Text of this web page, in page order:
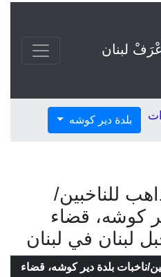
إعْرَفْ لبنان
بلدة دير كوشه
للناخبين/
كوشه، قضاء
لبنان في لبنان
ناخبات بلدة دير كوشه، قضاء